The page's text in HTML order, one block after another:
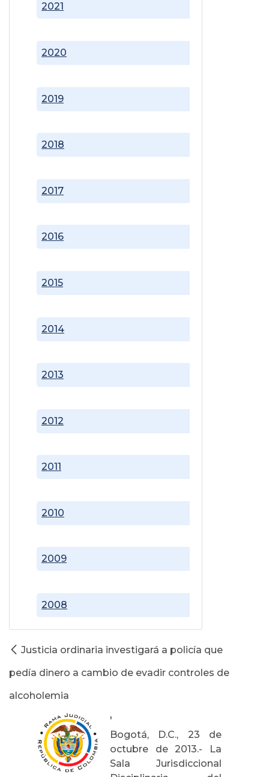
2008
2009
2010
2011
2012
2013
2014
2015
2016
2017
2018
2019
2020
2021
Justicia ordinaria investigará a policía que
pedía dinero a cambio de evadir controles de
alcoholemia
'
Bogotá, D.C., 23 de
octubre de 2013.- La
Sala Jurisdiccional